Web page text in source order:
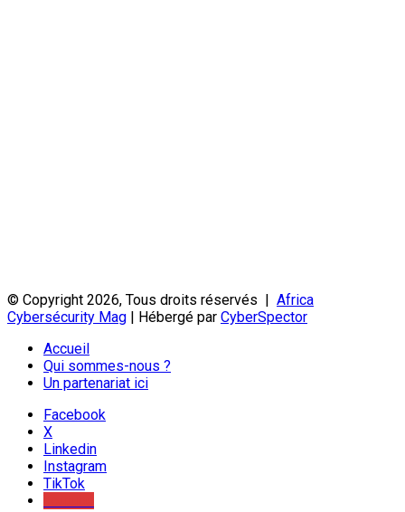
© Copyright 2026, Tous droits réservés | Africa
Cybersécurity Mag | Hébergé par CyberSpector
Accueil
Qui sommes-nous ?
Un partenariat ici
Facebook
X
Linkedin
Instagram
TikTok